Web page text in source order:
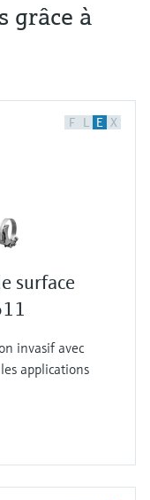
grâce à
F L E X
surface
invasif avec
applications